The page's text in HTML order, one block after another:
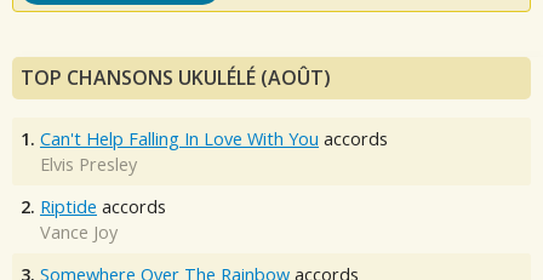
TOP CHANSONS UKULÉLÉ (AOÛT)
1. Can't Help Falling In Love With You accords
Elvis Presley
2. Riptide accords
Vance Joy
3. Somewhere Over The Rainbow accords